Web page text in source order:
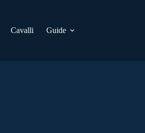
Cavalli Guide